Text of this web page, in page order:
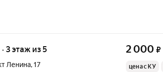
3 этаж из 5
Ленина,17
2 000 ₽
цена с КУ